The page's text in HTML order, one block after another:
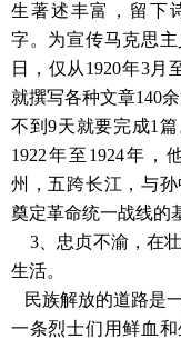
生著述丰富，留下
字。为宣传马克思
日，仅从1920年3月
就撰写各种文章140
不到9天就要完成1
1922年至1924年，
州，五跨长江，与孙
奠定革命统一战线的
3、忠贞不渝，在
生活。
民族解放的道路是
一条烈士们用鲜血